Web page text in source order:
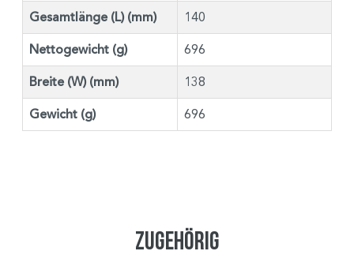
Gesamtlänge (L) (mm) 140
Nettogewicht (g) 696
Breite (W) (mm) 138
Gewicht (g) 696
Zugehörig